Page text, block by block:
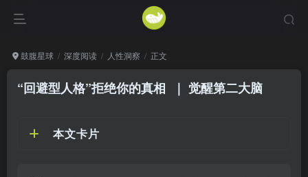
鼓腹星球 深度阅读 人性洞察 正文
“回避型人格”拒绝你的真相 ｜ 觉醒第二大脑
本文卡片